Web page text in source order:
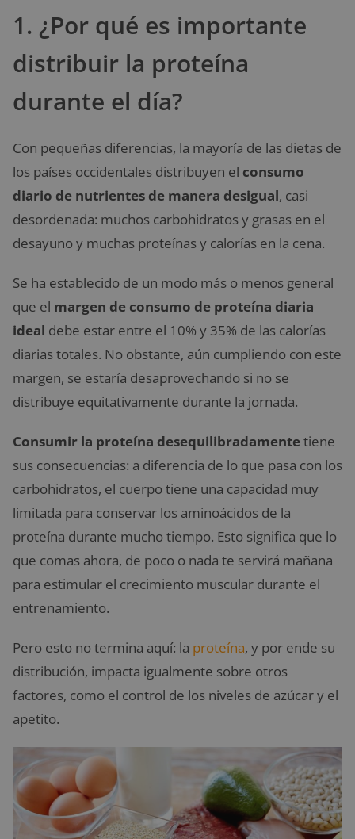
1. ¿Por qué es importante
distribuir la proteína
durante el día?
Con pequeñas diferencias, la mayoría de las dietas de
los países occidentales distribuyen el consumo
diario de nutrientes de manera desigual, casi
desordenada: muchos carbohidratos y grasas en el
desayuno y muchas proteínas y calorías en la cena.
Se ha establecido de un modo más o menos general
que el margen de consumo de proteína diaria
ideal debe estar entre el 10% y 35% de las calorías
diarias totales. No obstante, aún cumpliendo con este
margen, se estaría desaprovechando si no se
distribuye equitativamente durante la jornada.
Consumir la proteína desequilibradamentetiene
sus consecuencias: a diferencia de lo que pasa con los
carbohidratos, el cuerpo tiene una capacidad muy
limitada para conservar los aminoácidos de la
proteína durante mucho tiempo. Esto significa que lo
que comas ahora, de poco o nada te servirá mañana
para estimular el crecimiento muscular durante el
entrenamiento.
Pero esto no termina aquí: la proteína, y por ende su
distribución, impacta igualmente sobre otros
factores, como el control de los niveles de azúcar y el
apetito.